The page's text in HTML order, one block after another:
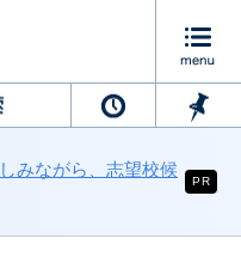
みながら、志望校候
PR